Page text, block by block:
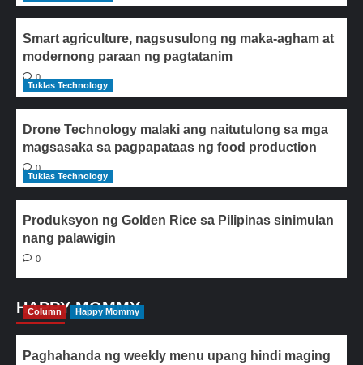
Smart agriculture, nagsusulong ng maka-agham at
modernong paraan ng pagtatanim
0
Tuklas Technology
Drone Technology malaki ang naitutulong sa mga
magsasaka sa pagpapataas ng food production
0
Tuklas Technology
Produksyon ng Golden Rice sa Pilipinas sinimulan
nang palawigin
0
HAPPY MOMMY
Column Happy Mommy
Paghahanda ng weekly menu upang hindi maging